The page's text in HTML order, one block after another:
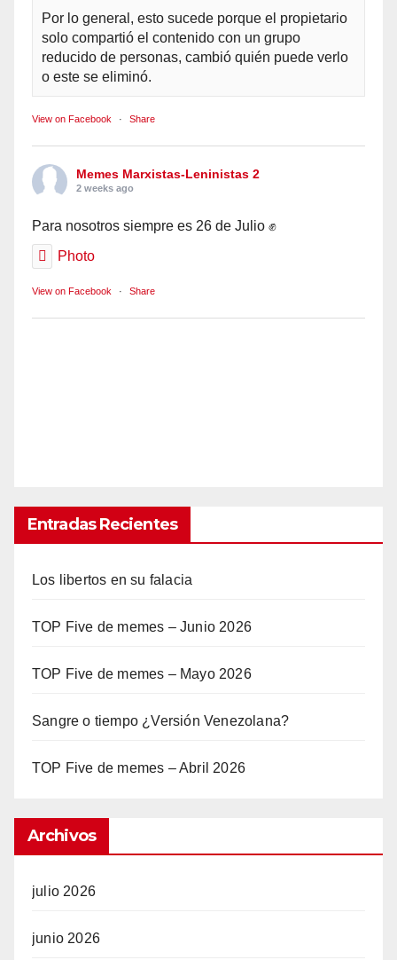
Por lo general, esto sucede porque el propietario
solo compartió el contenido con un grupo
reducido de personas, cambió quién puede verlo
o este se eliminó.
View on Facebook · Share
Memes Marxistas-Leninistas 2
2 weeks ago
Para nosotros siempre es 26 de Julio ✊
Photo
View on Facebook · Share
Entradas Recientes
Los libertos en su falacia
TOP Five de memes – Junio 2026
TOP Five de memes – Mayo 2026
Sangre o tiempo ¿Versión Venezolana?
TOP Five de memes – Abril 2026
Archivos
julio 2026
junio 2026